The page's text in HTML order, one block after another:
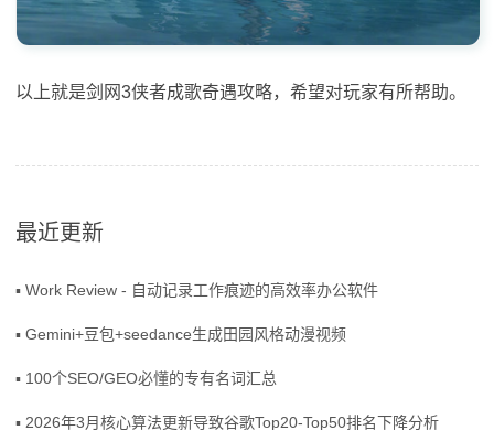
以上就是剑网3侠者成歌奇遇攻略，希望对玩家有所帮助。
最近更新
▪ Work Review - 自动记录工作痕迹的高效率办公软件
▪ Gemini+豆包+seedance生成田园风格动漫视频
▪ 100个SEO/GEO必懂的专有名词汇总
▪ 2026年3月核心算法更新导致谷歌Top20-Top50排名下降分析